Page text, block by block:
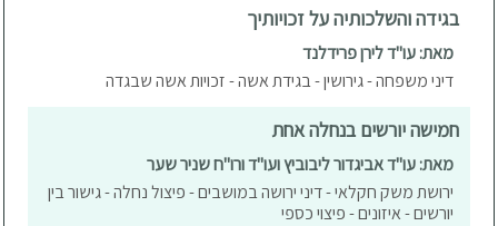
בגידה והשלכותיה על זכויותיך
מאת: עו"ד לירן פרידלנד
דיני משפחה - גירושין - בגידת אשה - זכויות אשה שבגדה
חמישה יורשים בנחלה אחת
מאת: עו"ד אביגדור ליבוביץ ועו"ד ורו"ח שניר שער
ירושת משק חקלאי - דיני ירושה במושבים - פיצול נחלה - גישור בין
יורשים - איזונים - פיצוי כספי